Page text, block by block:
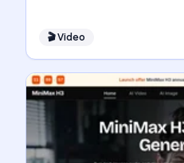
🎬Video